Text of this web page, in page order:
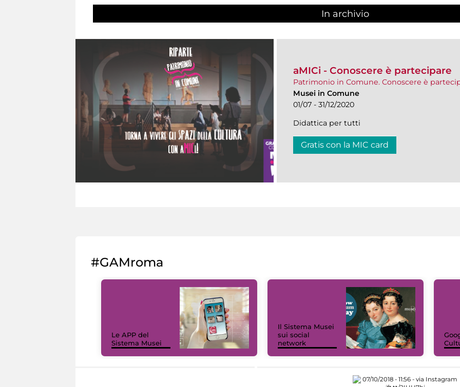
In archivio
aMICi - Conoscere è partecipare
Patrimonio in Comune. Conoscere è
Musei in Comune
01/07 - 31/12/2020
Didattica per tutti
Gratis con la MIC card
#GAMroma
Le APP del
Sistema Musei
Il Sistema Musei
sui social
network